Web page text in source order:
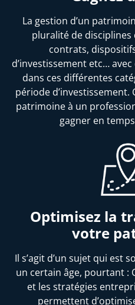
La gestion d’un
pluralité de disciplines
contrats,
d’investissement etc…
dans ces différentes
période
patrimoine à un
gagner en
Optimisez la
votre
Il s’agit d’un sujet qui est
un certain âge, pourtant :
et les stratégies
permettent